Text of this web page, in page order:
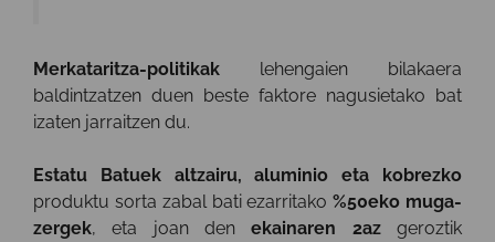
Merkataritza-politikak lehengaien bilakaera
baldintzatzen duen beste faktore nagusietako bat
izaten jarraitzen du.
Estatu Batuek
altzairu, aluminio eta kobrezko
produktu sorta zabal bati ezarritako%50eko muga-
zergek, eta joan denekainaren 2azgeroztik